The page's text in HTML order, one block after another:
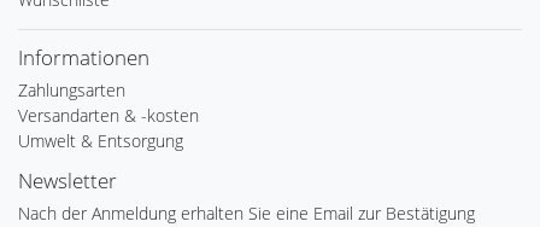
Informationen
Zahlungsarten
Versandarten & -kosten
Umwelt & Entsorgung
Newsletter
Nach der Anmeldung erhalten Sie eine Email zur Bestätigung